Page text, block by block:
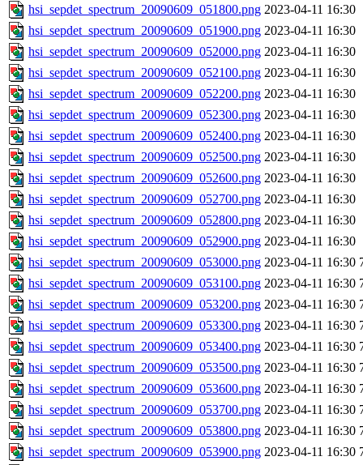
hsi_sepdet_spectrum_20090609_051800.png 2023-04-11 16:30
hsi_sepdet_spectrum_20090609_051900.png 2023-04-11 16:30
hsi_sepdet_spectrum_20090609_052000.png 2023-04-11 16:30
hsi_sepdet_spectrum_20090609_052100.png 2023-04-11 16:30
hsi_sepdet_spectrum_20090609_052200.png 2023-04-11 16:30
hsi_sepdet_spectrum_20090609_052300.png 2023-04-11 16:30
hsi_sepdet_spectrum_20090609_052400.png 2023-04-11 16:30
hsi_sepdet_spectrum_20090609_052500.png 2023-04-11 16:30
hsi_sepdet_spectrum_20090609_052600.png 2023-04-11 16:30
hsi_sepdet_spectrum_20090609_052700.png 2023-04-11 16:30
hsi_sepdet_spectrum_20090609_052800.png 2023-04-11 16:30
hsi_sepdet_spectrum_20090609_052900.png 2023-04-11 16:30
hsi_sepdet_spectrum_20090609_053000.png 2023-04-11 16:30
hsi_sepdet_spectrum_20090609_053100.png 2023-04-11 16:30
hsi_sepdet_spectrum_20090609_053200.png 2023-04-11 16:30
hsi_sepdet_spectrum_20090609_053300.png 2023-04-11 16:30
hsi_sepdet_spectrum_20090609_053400.png 2023-04-11 16:30
hsi_sepdet_spectrum_20090609_053500.png 2023-04-11 16:30
hsi_sepdet_spectrum_20090609_053600.png 2023-04-11 16:30
hsi_sepdet_spectrum_20090609_053700.png 2023-04-11 16:30
hsi_sepdet_spectrum_20090609_053800.png 2023-04-11 16:30
hsi_sepdet_spectrum_20090609_053900.png 2023-04-11 16:30